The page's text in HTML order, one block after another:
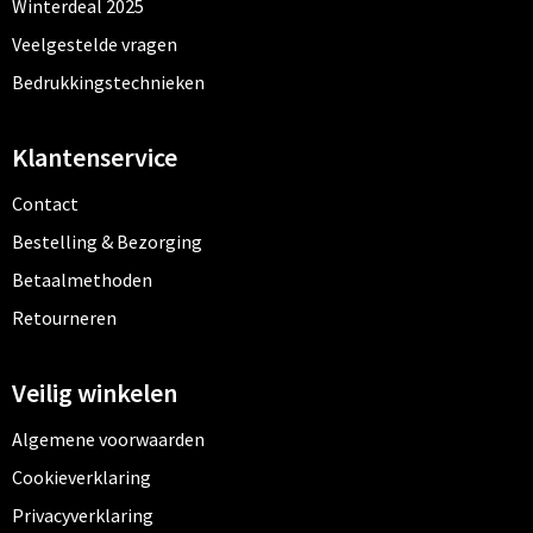
Mutsen
Petten
Blazers
Handschoenen en Sjaals
Sleutelhangers en Lanyards
Snoepgoed
Veiligheid, Auto en Fiets
Winterdeal 2025
Veelgestelde vragen
Bedrukkingstechnieken
Klantenservice
Contact
Bestelling & Bezorging
Betaalmethoden
Retourneren
Veilig winkelen
Algemene voorwaarden
Cookieverklaring
Privacyverklaring